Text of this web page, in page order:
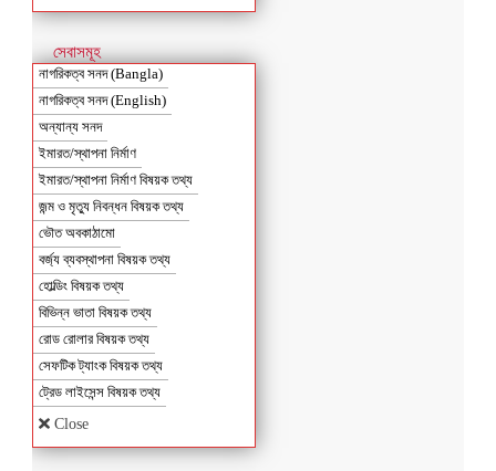
সেবাসমূহ
নাগরিকত্ব সনদ (Bangla)
নাগরিকত্ব সনদ (English)
অন্যান্য সনদ
ইমারত/স্থাপনা নির্মাণ
ইমারত/স্থাপনা নির্মাণ বিষয়ক তথ্য
জন্ম ও মৃত্যু নিবন্ধন বিষয়ক তথ্য
ভৌত অবকাঠামো
বর্জ্য ব্যবস্থাপনা বিষয়ক তথ্য
হোল্ডিং বিষয়ক তথ্য
বিভিন্ন ভাতা বিষয়ক তথ্য
রোড রোলার বিষয়ক তথ্য
সেফটিক ট্যাংক বিষয়ক তথ্য
ট্রেড লাইসেন্স বিষয়ক তথ্য
Close